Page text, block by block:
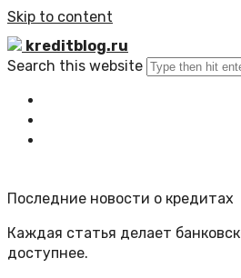
Skip to content
kreditblog.ru
Search this website
Последние новости о кредитах
Каждая статья делает
доступнее.